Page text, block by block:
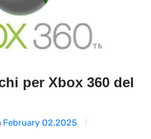
per Xbox 360 del
February 02,2025